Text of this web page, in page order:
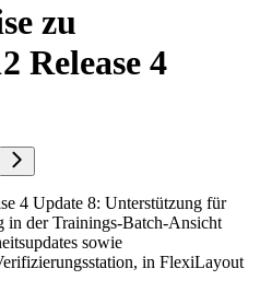
zu
Release 4
4 Update 8: Unterstützung für
in der Trainings-Batch-Ansicht
sowie
in FlexiLayout